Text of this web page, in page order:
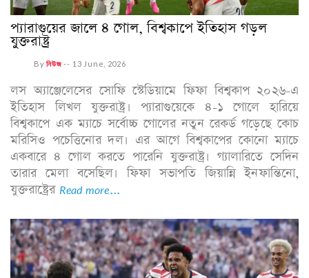
প্যারাগুয়ের জালে ৪ গোল, বিশ্বকাপে ইতিহাস গড়ল
যুক্তরাষ্ট্র
Byনিউজ -- 13 June, 2026
লস অ্যাঞ্জেলেসের সোফি স্টেডিয়ামে ফিফা বিশ্বকাপ ২০২৬-এ
ইতিহাস লিখল যুক্তরাষ্ট্র। প্যারাগুয়েকে ৪-১ গোলে হারিয়ে
বিশ্বকাপে এক ম্যাচে সর্বোচ্চ গোলের নতুন রেকর্ড গড়েছে কোচ
মরিসিও পচেত্তিনোর দল। এর আগে বিশ্বকাপের কোনো ম্যাচে
একবারে ৪ গোল করতে পারেনি যুক্তরাষ্ট্র। গ্যালারিতে সেদিন
তারার মেলা বসেছিল। ফিফা সভাপতি জিয়ান্নি ইনফান্তিনো,
যুক্তরাষ্ট্রের Read more...